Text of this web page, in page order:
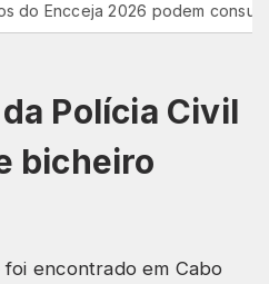
2026 podem consultar o
Polícia Civil
bicheiro
encontrado em Cabo